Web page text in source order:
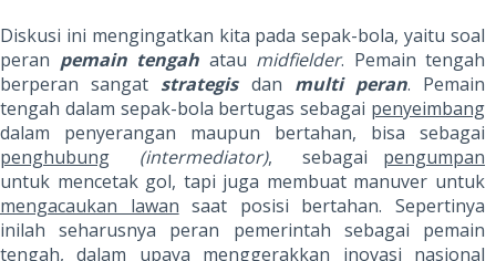
Diskusi ini mengingatkan kita pada sepak-bola, yaitu soal
peran pemain tengah atau midfielder. Pemain tengah
berperan sangat strategisdan multi peran. Pemain
tengah dalam sepak-bola bertugas sebagai penyeimbang
dalam penyerangan maupun bertahan, bisa sebagai
penghubung
(intermediator), sebagai pengumpan
untuk mencetak gol, tapi juga membuat manuver untuk
mengacaukan lawan saat posisi bertahan. Sepertinya
inilah seharusnya peran pemerintah sebagai pemain
tengah, dalam upaya menggerakkan inovasi nasional